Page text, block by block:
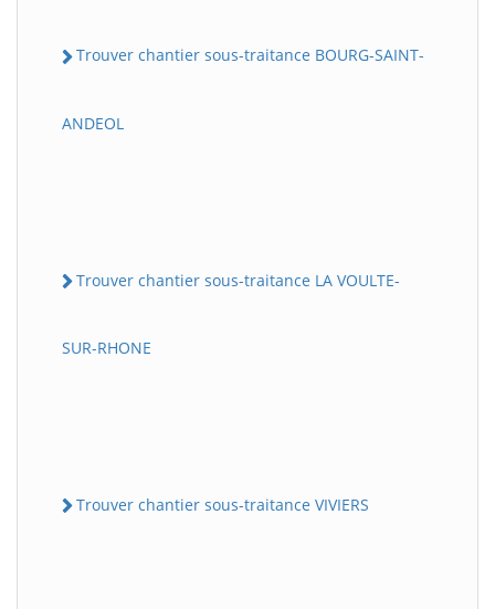
Trouver chantier sous-traitance BOURG-SAINT-
ANDEOL
Trouver chantier sous-traitance LA VOULTE-
SUR-RHONE
Trouver chantier sous-traitance VIVIERS